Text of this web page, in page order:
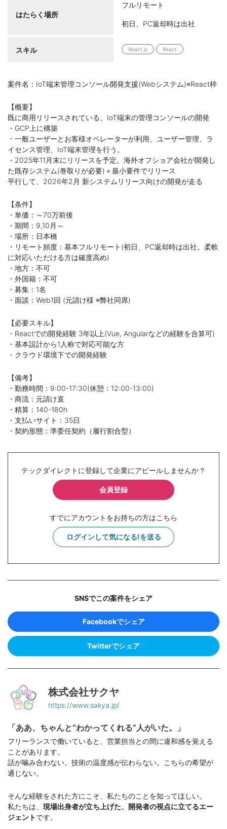
はたらく場所
フルリモート
初日、PC返却時は出社
スキル React.js React
案件名：IoT端末管理コンソール開発支援(Webシステム)※React枠
【概要】
既に商用リリースされている、IoT端末の管理コンソールの開発
・GCP上に構築
・一般ユーザーとお客様オペレーターが利用、ユーザー管理、ラ
イセンス管理、IoT端末管理を行う。
・2025年11月末にリリースを予定。海外オフショア会社が開発し
た既存システム(巻取りが必要)＋最小要件でリリース
平行して、2026年2月 新システムリリース向けの開発が走る
【条件】
・単価：～70万前後
・期間：9,10月～
・場所：日本橋
・リモート頻度：基本フルリモート(初日、PC返却時は出社。柔軟
に対応いただける方は確度高め)
・地方：不可
・外国籍：不可
・募集：1名
・面談：Web1回 (元請け様 ※弊社同席)
【必要スキル】
・Reactでの開発経験 3年以上(Vue, Angularなどの経験を合算可)
・基本設計から1人称で対応可能な方
・クラウド環境下での開発経験
【備考】
・勤務時間：9:00-17:30(休憩：12:00-13:00)
・商流：元請け直
・精算：140-180h
・支払いサイト：35日
・契約形態：準委任契約（履行割合型）
テックダイレクトに登録して企業にアピールしませんか？
会員登録
すでにアカウントをお持ちの方はこちら
ログインして気になる!を送る
SNSでこの案件をシェア
Facebookでシェア
Twitterでシェア
株式会社サクヤ
https://www.sakya.jp/
「ああ、ちゃんと“わかってくれる”人がいた。」
フリーランスで働いていると、営業担当との間に違和感を覚える
ことがあります。
話が噛み合わない。技術の温度感が伝わらない。こちらの希望が
通じない。
そんな経験をされた方にこそ、私たちのことを知ってほしい。
私たちは、 現場出身者が立ち上げた、開発者の視点に立てるエー
ジェントです。